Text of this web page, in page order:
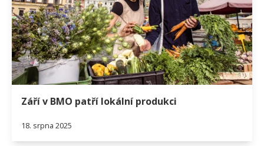
Září v BMO patří lokální produkci
18. srpna 2025